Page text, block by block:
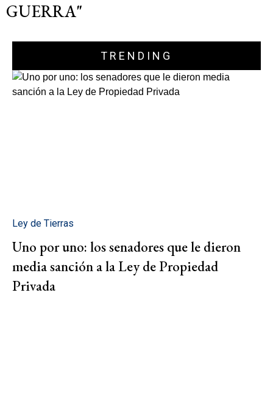
GUERRA"
TRENDING
Ley de Tierras
Uno por uno: los senadores que le dieron
media sanción a la Ley de Propiedad
Privada